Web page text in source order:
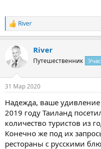
Р
е
ц
и
River
River
Путешественник
31 Мар 2020
Надежда, ваше
2019 году Таиланд
количество туристов из
Конечно же под их
рестораны с русскими